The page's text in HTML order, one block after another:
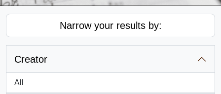
Narrow your results by:
Creator
All